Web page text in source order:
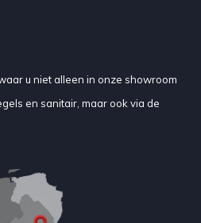
u niet alleen in onze showroom
en sanitair, maar ook via de